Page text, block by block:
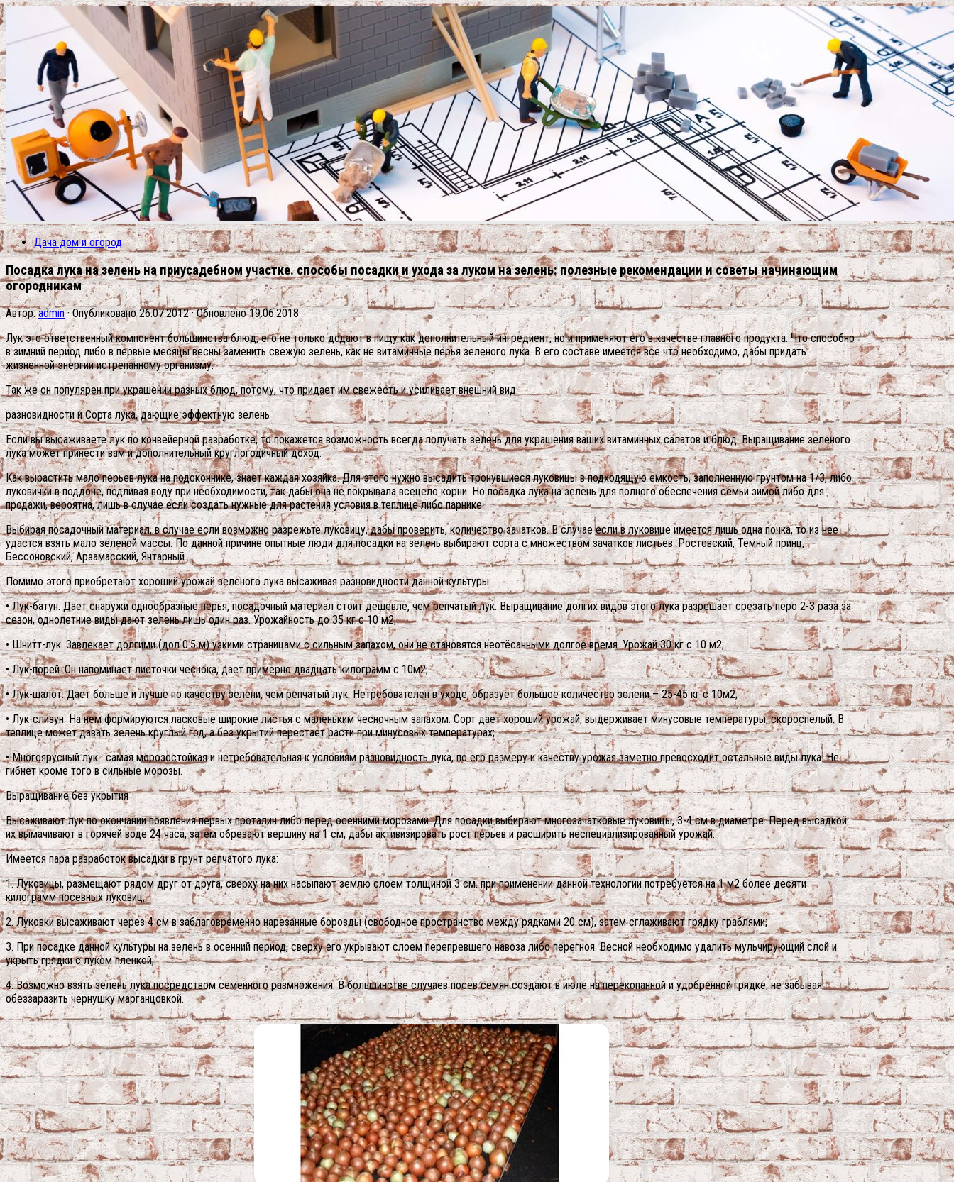
Дача дом и огород
Посадка лука на зелень на приусадебном участке. способы посадки и ухода за луком на зелень: полезные рекомендации и советы начинающим
огородникам
Автор:admin · Опубликовано26.07.2012· Обновлено19.06.2018
Лук это ответственный компонент большинства блюд, его не только додают в пищу как дополнительный ингредиент, но и применяют его в качестве главного продукта. Что способно
в зимний период либо в первые месяцы весны заменить свежую зелень, как не витаминные перья зеленого лука. В его составе имеется все что необходимо, дабы придать
жизненной энергии истрепанному организму.
Так же он популярен при украшении разных блюд, потому, что придает им свежесть и усиливает внешний вид.
разновидности и Сорта лука, дающие эффектную зелень
Если вы высаживаете лук по конвейерной разработке, то покажется возможность всегда получать зелень для украшения ваших витаминных салатов и блюд. Выращивание зеленого
лука может принести вам и дополнительный круглогодичный доход.
Как вырастить мало перьев лука на подоконнике, знает каждая хозяйка. Для этого нужно высадить тронувшиеся луковицы в подходящую емкость, заполненную грунтом на 1/3, либо
луковички в поддоне, подливая воду при необходимости, так дабы она не покрывала всецело корни. Но посадка лука на зелень для полного обеспечения семьи зимой либо для
продажи, вероятна, лишь в случае если создать нужные для растения условия в теплице либо парнике.
Выбирая посадочный материал, в случае если возможно разрежьте луковицу, дабы проверить, количество зачатков. В случае если в луковице имеется лишь одна почка, то из нее
удастся взять мало зеленой массы. По данной причине опытные люди для посадки на зелень выбирают сорта с множеством зачатков листьев: Ростовский, Тёмный принц,
Бессоновский, Арзамасский, Янтарный.
Помимо этого приобретают хороший урожай зеленого лука высаживая разновидности данной культуры:
• Лук-батун. Дает снаружи однообразные перья, посадочный материал стоит дешевле, чем репчатый лук. Выращивание долгих видов этого лука разрешает срезать перо 2-3 раза за
сезон, однолетние виды дают зелень лишь один раз. Урожайность до 35 кг с 10 м2;
• Шнитт-лук. Завлекает долгими (дол 0.5 м) узкими страницами с сильным запахом, они не становятся неотёсанными долгое время. Урожай 30 кг с 10 м2;
• Лук-порей. Он напоминает листочки чеснока, дает примерно двадцать килограмм с 10м2;
• Лук-шалот. Дает больше и лучше по качеству зелени, чем репчатый лук. Нетребователен в уходе, образует большое количество зелени – 25-45 кг с 10м2;
• Лук-слизун. На нем формируются ласковые широкие листья с маленьким чесночным запахом. Сорт дает хороший урожай, выдерживает минусовые температуры, скороспелый. В
теплице может давать зелень круглый год, а без укрытий перестает расти при минусовых температурах;
• Многоярусный лук . самая морозостойкая и нетребовательная к условиям разновидность лука, по его размеру и качеству урожая заметно превосходит остальные виды лука. Не
гибнет кроме того в сильные морозы.
Выращивание без укрытия
Высаживают лук по окончании появления первых проталин либо перед осенними морозами. Для посадки выбирают многозачатковые луковицы, 3-4 см в диаметре. Перед высадкой
их вымачивают в горячей воде 24 часа, затем обрезают вершину на 1 см, дабы активизировать рост перьев и расширить неспециализированный урожай.
Имеется пара разработок высадки в грунт репчатого лука:
1. Луковицы, размещают рядом друг от друга, сверху на них насыпают землю слоем толщиной 3 см. при применении данной технологии потребуется на 1 м2 более десяти
килограмм посевных луковиц;
2. Луковки высаживают через 4 см в заблаговременно нарезанные борозды (свободное пространство между рядками 20 см), затем сглаживают грядку граблями;
3. При посадке данной культуры на зелень в осенний период, сверху его укрывают слоем перепревшего навоза либо перегноя. Весной необходимо удалить мульчирующий слой и
укрыть грядки с луком пленкой;
4. Возможно взять зелень лука посредством семенного размножения. В большинстве случаев посев семян создают в июле на перекопанной и удобренной грядке, не забывая
обеззаразить чернушку марганцовкой.